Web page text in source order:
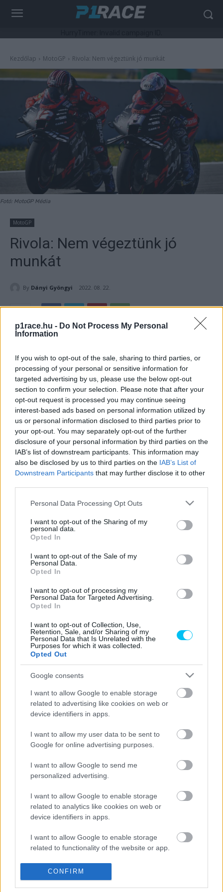
p1race.hu - Do Not Process My Personal
Information
If you wish to opt-out of the sale, sharing to third parties, or
processing of your personal or sensitive information for
targeted advertising by us, please use the below opt-out
section to confirm your selection. Please note that after your
opt-out request is processed you may continue seeing
interest-based ads based on personal information utilized by
us or personal information disclosed to third parties prior to
your opt-out. You may separately opt-out of the further
disclosure of your personal information by third parties on the
IAB’s list of downstream participants. This information may
also be disclosed by us to third parties on the IAB’s List of
Downstream Participants that may further disclose it to other
Please note that this website/app uses one or more Google
not limited to your visit or usage behaviour. You may click to
grant or deny consent to Google and its third-party tags to
use your data for below specified purposes in below Google
consent section.
Personal Data Processing Opt Outs
I want to opt-out of the Sharing of my
personal data.
Opted In
I want to opt-out of the Sale of my
Personal Data.
Opted In
I want to opt-out of processing my
Personal Data for Targeted Advertising.
Opted In
I want to opt-out of Collection, Use,
Retention, Sale, and/or Sharing of my
Personal Data that Is Unrelated with the
Purposes for which it was collected.
Opted Out
Google consents
I want to allow Google to enable storage
related to advertising like cookies on web or
device identifiers in apps.
I want to allow my user data to be sent to
Google for online advertising purposes.
I want to allow Google to send me
personalized advertising.
I want to allow Google to enable storage
related to analytics like cookies on web or
device identifiers in apps.
I want to allow Google to enable storage
related to functionality of the website or app.
I want to allow Google to enable storage
related to personalization.
CONFIRM
Kezdőlap MotoGP Rivola: Nem végeztünk jó munkát
Fotó: MotoGP Média
MotoGP
Rivola: Nem végeztünk jó
munkát
By Dányi Gyöngyi 2022. 08. 22.
Az Aprilia gyári csapata elrontotta a gumiválasztást az
Osztrák GP-n. Aleix Espargaró nem tudott a 6. helynél
előrébb kerülni. Massimo Rivola csalódott volt.
- Hirdetés -
A mai napig nem sikerült top tízes eredményt elérnie az
Apriliának a Red Bull Ringen, még a világbajnoki második
Aleix Espargaró sem tudott egy tizenegyedik és egy
tizenkettedik helynél többet elérni Stájerországban. Az
osztrák futamon, míg Maverick Viñales a 13. helyen
végzett.
32 ponttal van lemaradva Fabio Quartararo mögött a
bajnokságban, Pecco Bagnaia pedig jelentősen faragott a
„Teljesen elszúrtuk a gumiválasztást”
Rivola a SPEEDWEEK.com-nak nyilatkozva.
- Advertisement -
„Tudtuk, hogy a lágy hátsó gumiabroncs némi kockázatot
tapadás ennyire lecsökken. A „romlás” túl nagy volt. Ez a
mi hibánk, a csapat hibája. Amit Aleix ma itt mutatott, az
motor hátsó kereke is megpördült a célegyenesben.
Szerencsénk volt, mert Aleix Jorge Martín bukásával és
Enea Bastianini kiesésével két helyet javított.”
számára, de ha nem biztosítjuk a versenyzőink számára a
legjobb feltételeket a versenyhez, az csalódás. Ez azt